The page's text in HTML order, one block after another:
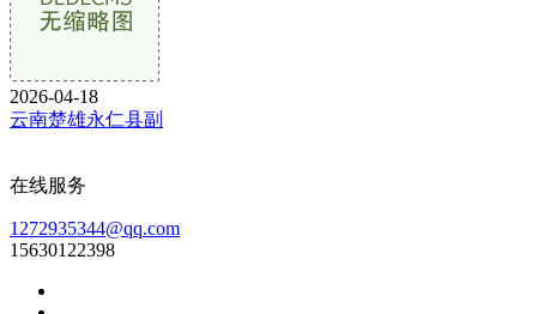
2026-04-18
云南楚雄永仁县副
在线服务
1272935344@qq.com
15630122398